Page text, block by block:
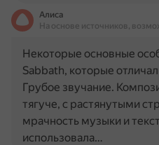
Алиса
На основе источников,
Некоторые основные
Sabbath, которые
Грубое звучание.
тягуче, с растянутыми
мрачность музыки и
использовала…